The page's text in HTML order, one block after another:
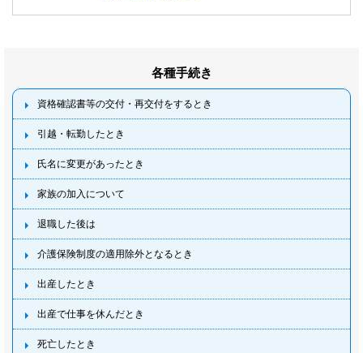
各種手続き
資格確認書等の交付・再交付をするとき
引越・転勤したとき
氏名に変更があったとき
家族の加入について
退職した後は
介護保険制度の適用除外となるとき
出産したとき
出産で仕事を休んだとき
死亡したとき